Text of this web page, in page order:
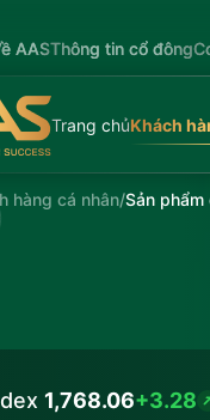
AASThông tin cổ đông
Trang chủKhách
hàng cá nhân/Sản
1,768.06+3.28